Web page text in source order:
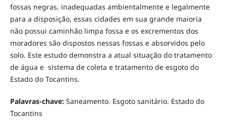
fossas negras, inadequadas ambientalmente e legalmente
para a disposição, essas cidades em sua grande maioria
não possui caminhão limpa fossa e os excrementos dos
moradores são dispostos nessas fossas e absorvidos pelo
solo. Este estudo demonstra a atual situação do tratamento
de água e sistema de coleta e tratamento de esgoto do
Estado do Tocantins.
Palavras-chave: Saneamento. Esgoto sanitário. Estado do
Tocantins